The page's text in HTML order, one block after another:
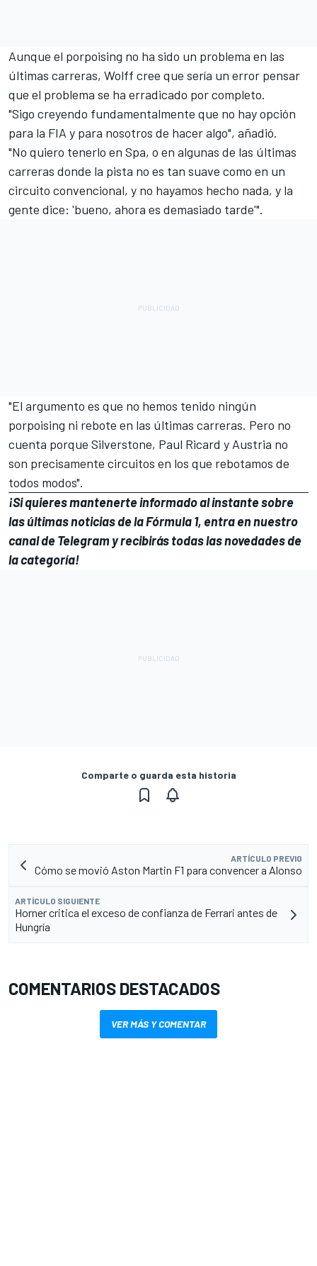
Aunque el porpoising no ha sido un problema en las
últimas carreras, Wolff cree que sería un error pensar
que el problema se ha erradicado por completo.
"Sigo creyendo fundamentalmente que no hay opción
para la FIA y para nosotros de hacer algo", añadió.
"No quiero tenerlo en Spa, o en algunas de las últimas
carreras donde la pista no es tan suave como en un
circuito convencional, y no hayamos hecho nada, y la
gente dice: 'bueno, ahora es demasiado tarde'".
"El argumento es que no hemos tenido ningún
porpoising ni rebote en las últimas carreras. Pero no
cuenta porque Silverstone, Paul Ricard y Austria no
son precisamente circuitos en los que rebotamos de
todos modos".
¡Si quieres mantenerte informado al instante sobre
las últimas noticias de la Fórmula 1, entra ennuestro
canal de Telegramy recibirás todas las novedades de
la categoría!
Comparte o guarda esta historia
ARTÍCULO PREVIO
Cómo se movió Aston Martin F1 para convencer a Alonso
ARTÍCULO SIGUIENTE
Horner critica el exceso de confianza de Ferrari antes de
Hungría
COMENTARIOS DESTACADOS
VER MÁS Y COMENTAR